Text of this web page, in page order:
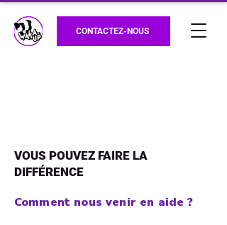
CONTACTEZ-NOUS
VOUS POUVEZ FAIRE LA
DIFFÉRENCE
Comment nous venir en aide ?